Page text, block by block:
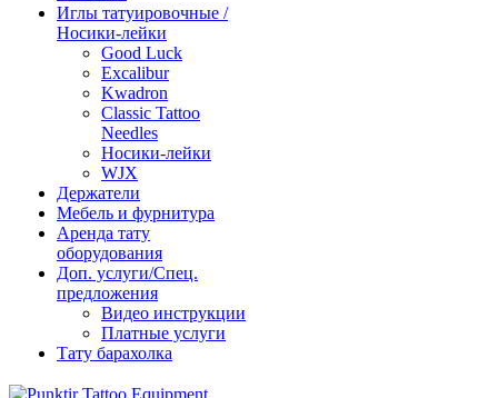
Иглы татуировочные /
Носики-лейки
Good Luck
Excalibur
Kwadron
Classic Tattoo
Needles
Носики-лейки
WJX
Держатели
Мебель и фурнитура
Аренда тату
оборудования
Доп. услуги/Спец.
предложения
Видео инструкции
Платные услуги
Тату барахолка